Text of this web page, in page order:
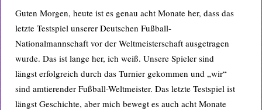
Guten Morgen, heute ist es genau acht Monate her, dass das
letzte Testspiel unserer Deutschen Fußball-
Nationalmannschaft vor der Weltmeisterschaft ausgetragen
wurde. Das ist lange her, ich weiß. Unsere Spieler sind
längst erfolgreich durch das Turnier gekommen und „wir“
sind amtierender Fußball-Weltmeister. Das letzte Testspiel ist
längst Geschichte, aber mich bewegt es auch acht Monate